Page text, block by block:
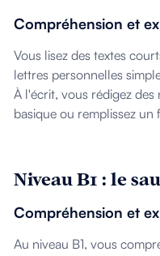
Compréhension et
Vous lisez des textes
lettres personnelles
À l'écrit, vous rédigez des
basique ou remplissez un
Niveau B1 : le
Compréhension et
Au niveau B1, vous